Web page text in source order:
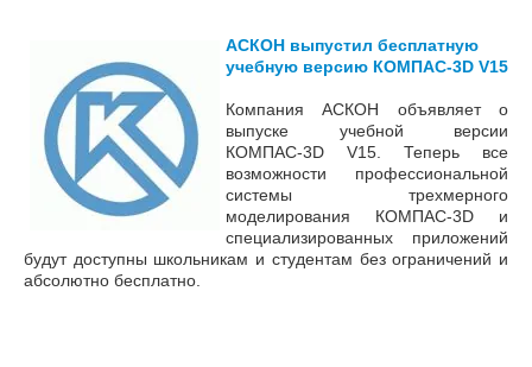
АСКОН выпустил бесплатную
учебную версию КОМПАС-3D V15
Компания АСКОН объявляет о
выпуске учебной версии
КОМПАС-3D V15. Теперь все
возможности профессиональной
системы трехмерного
моделирования КОМПАС-3D и
специализированных приложений
будут доступны школьникам и студентам без ограничений и
абсолютно бесплатно.